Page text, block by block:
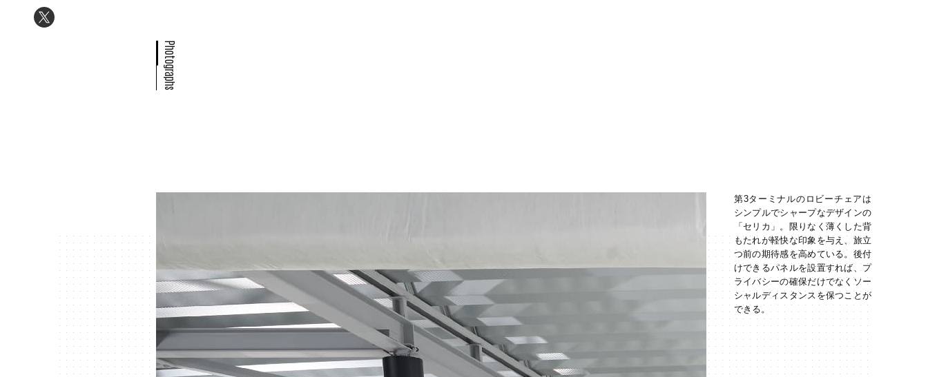
Photographs
第3ターミナルのロビーチェアは
シンプルでシャープなデザインの
「セリカ」。限りなく薄くした背
もたれが軽快な印象を与え、旅立
つ前の期待感を高めている。後付
けできるパネルを設置すれば、プ
ライバシーの確保だけでなくソー
シャルディスタンスを保つことが
できる。